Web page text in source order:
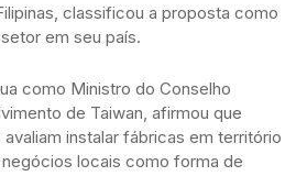
classificou a proposta como
em seu país.
como Ministro do Conselho
de Taiwan, afirmou que
instalar fábricas em território
locais como forma de